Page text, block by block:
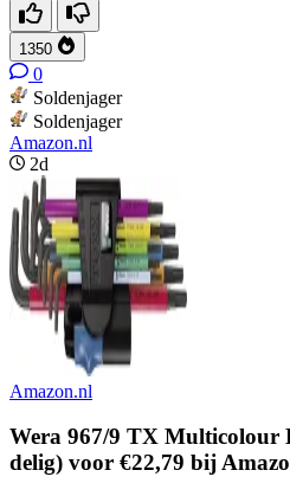
1350
0
Soldenjager
Soldenjager
Amazon.nl
2d
Amazon.nl
Wera 967/9 TX Multicolour
delig) voor €22,79 bij